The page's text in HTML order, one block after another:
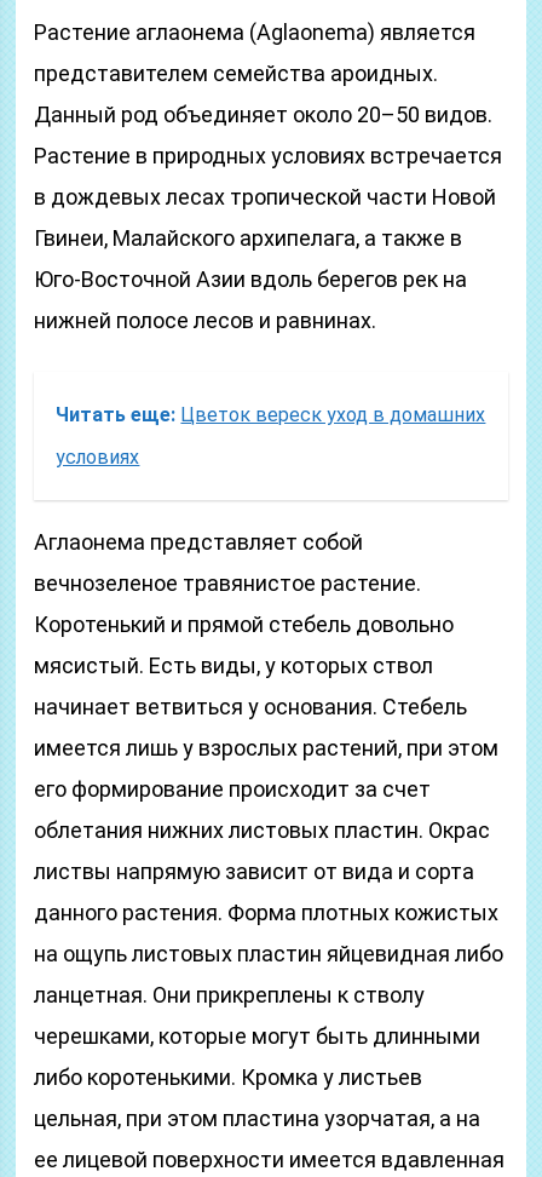
Растение аглаонема (Aglaonema) является
представителем семейства ароидных.
Данный род объединяет около 20–50 видов.
Растение в природных условиях встречается
в дождевых лесах тропической части Новой
Гвинеи, Малайского архипелага, а также в
Юго-Восточной Азии вдоль берегов рек на
нижней полосе лесов и равнинах.
Читать еще: Цветок вереск уход в домашних
условиях
Аглаонема представляет собой
вечнозеленое травянистое растение.
Коротенький и прямой стебель довольно
мясистый. Есть виды, у которых ствол
начинает ветвиться у основания. Стебель
имеется лишь у взрослых растений, при этом
его формирование происходит за счет
облетания нижних листовых пластин. Окрас
листвы напрямую зависит от вида и сорта
данного растения. Форма плотных кожистых
на ощупь листовых пластин яйцевидная либо
ланцетная. Они прикреплены к стволу
черешками, которые могут быть длинными
либо коротенькими. Кромка у листьев
цельная, при этом пластина узорчатая, а на
ее лицевой поверхности имеется вдавленная